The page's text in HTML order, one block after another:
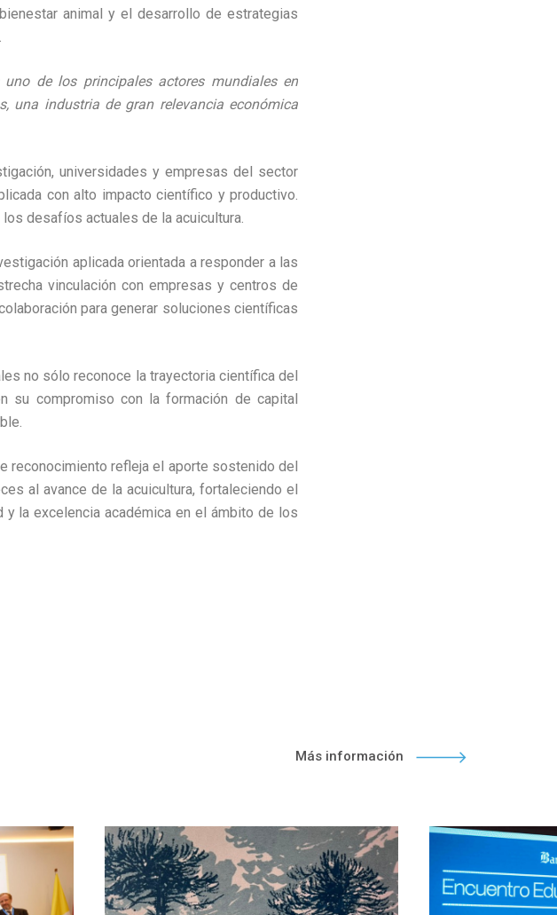
animal y el desarrollo de estrategias
uno de los principales actores mundiales en
una industria de gran relevancia económica
universidades y empresas del sector
con alto impacto científico y productivo.
desafíos actuales de la acuicultura.
aplicada orientada a responder a las
vinculación con empresas y centros de
para generar soluciones científicas
no sólo reconoce la trayectoria científica del
su compromiso con la formación de capital
reconocimiento refleja el aporte sostenido del
al avance de la acuicultura, fortaleciendo el
la excelencia académica en el ámbito de los
Más información